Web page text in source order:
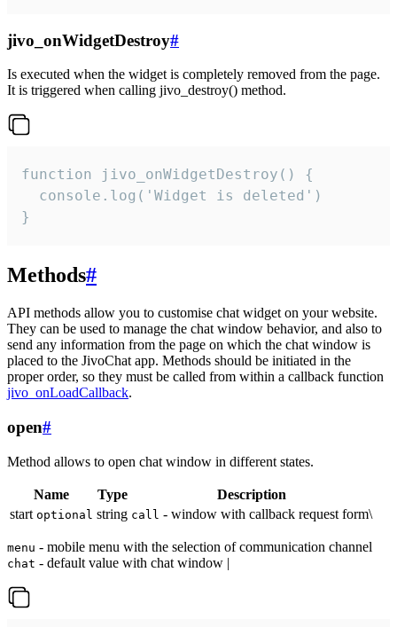
jivo_onWidgetDestroy#
Is executed when the widget is completely removed from the page.
It is triggered when calling jivo_destroy() method.
function jivo_onWidgetDestroy() {
  console.log('Widget is deleted')
}
Methods#
API methods allow you to customise chat widget on your website.
They can be used to manage the chat window behavior, and also to
send any information from the page on which the chat window is
placed to the JivoChat app. Methods should be initiated in the
proper order, so they must be called from within a callback function
jivo_onLoadCallback.
open#
Method allows to open chat window in different states.
Name Type
Description
start optional string call - window with callback request form\
menu - mobile menu with the selection of communication channel
chat - default value with chat window |